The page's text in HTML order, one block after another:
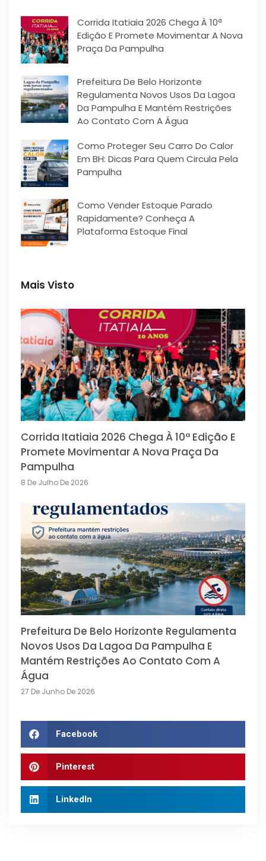
Corrida Itatiaia 2026 Chega À 10ª
Edição E Promete Movimentar A Nova
Praça Da Pampulha
Prefeitura De Belo Horizonte
Regulamenta Novos Usos Da Lagoa
Da Pampulha E Mantém Restrições
Ao Contato Com A Água
Como Proteger Seu Carro Do Calor
Em BH: Dicas Para Quem Circula Pela
Pampulha
Como Vender Estoque Parado
Rapidamente? Conheça A
Plataforma Estoque Final
Mais Visto
Corrida Itatiaia 2026 Chega À 10ª Edição E
Promete Movimentar A Nova Praça Da
Pampulha
8 De Julho De 2026
Prefeitura De Belo Horizonte Regulamenta
Novos Usos Da Lagoa Da Pampulha E
Mantém Restrições Ao Contato Com A
Água
27 De Junho De 2026
Facebook
Pinterest
LinkedIn